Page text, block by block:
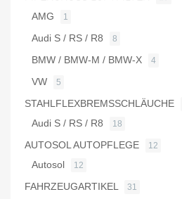
AMG 1
Audi S / RS / R8 8
BMW / BMW-M / BMW-X 4
VW 5
STAHLFLEXBREMSSCHLÄUCHE
Audi S / RS / R8 18
AUTOSOL AUTOPFLEGE 12
Autosol 12
FAHRZEUGARTIKEL 31